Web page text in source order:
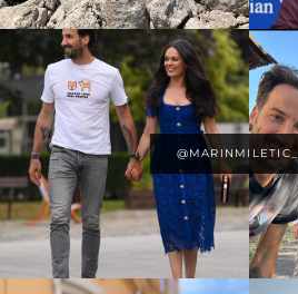
@MARINMILETIC_